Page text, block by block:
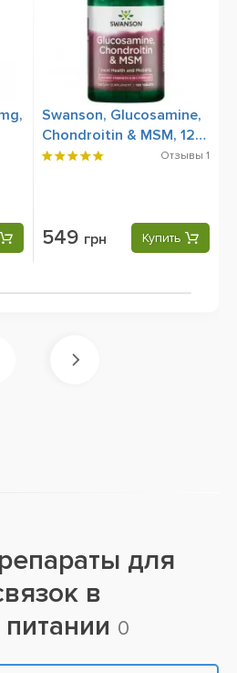
Swanson, Glucosamine,
Chondroitin & MSM, 120
Tablets
Отзывы 1
549 грн Купить
для
в
0